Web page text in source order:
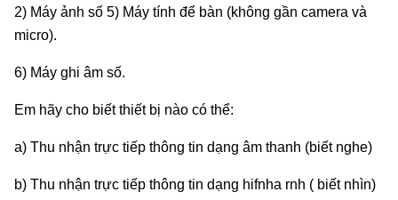
2) Máy ảnh số 5) Máy tính để bàn (không gần camera và
micro).
6) Máy ghi âm số.
Em hãy cho biết thiết bị nào có thể:
a) Thu nhận trực tiếp thông tin dạng âm thanh (biết nghe)
b) Thu nhận trực tiếp thông tin dạng hifnha rnh ( biết nhìn)